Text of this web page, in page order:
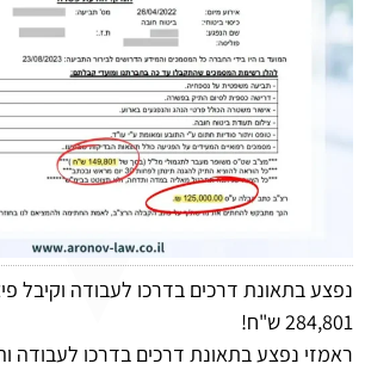
נפצע בתאונת דרכים בדרכו לעבודה וקיבל
284,801 ש"ח!
ראמזי נפצע בתאונת דרכים בדרכו לעבודה